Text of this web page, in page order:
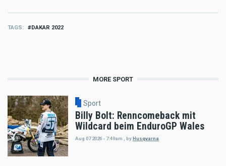
TAGS DAKAR 2022
MORE SPORT
Sport
Billy Bolt: Renncomeback mit
Wildcard beim EnduroGP Wales
Aug 07 2026 - 7:49am , byHusqvarna